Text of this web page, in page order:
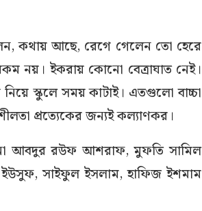
কথায় আছে, রেগে গেলেন তো হেরে
নয়। ইকরায় কোনো বেত্রাঘাত নেই।
স্কুলে সময় কাটাই। এতগুলো বাচ্চা
প্রত্যেকের জন্যই কল্যাণকর।
আবদুর রউফ আশরাফ, মুফতি সামিল
সাইফুল ইসলাম, হাফিজ ইশমাম